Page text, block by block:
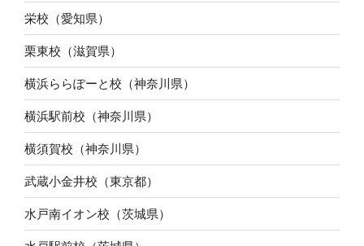
栄校（愛知県）
栗東校（滋賀県）
横浜ららぽーと校（神奈川県）
横浜駅前校（神奈川県）
横須賀校（神奈川県）
武蔵小金井校（東京都）
水戸南イオン校（茨城県）